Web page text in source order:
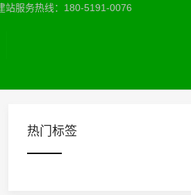
站服务热线：180-5191-0076
热门标签